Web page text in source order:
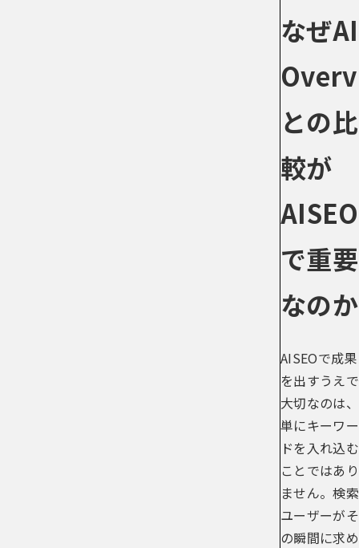
なぜAI
との比
較が
AISEO
で重要
なのか
AISEOで成果
を出すうえで
大切なのは、
単にキーワー
ドを入れ込む
ことではあり
ません。検索
ユーザーがそ
の瞬間に求め